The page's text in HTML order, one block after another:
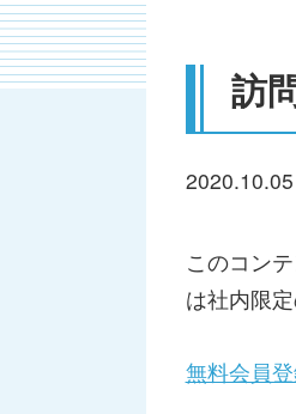
訪
2020.10.05
このコン
は社内限
無料会員